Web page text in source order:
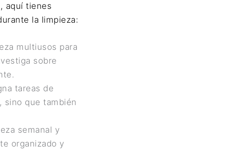
aquí tienes
la limpieza:
multiusos para
sobre
tareas de
sino que también
semanal y
organizado y